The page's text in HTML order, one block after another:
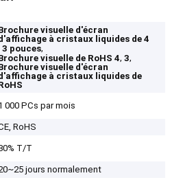
visuelle d'écran
à cristaux liquides de 4
3 pouces,
visuelle de RoHS 4,3,
visuelle d'écran
à cristaux liquides de
000 PCs par mois
RoHS
T/T
jours normalement